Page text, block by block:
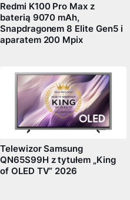
Redmi K100 Pro Max z
baterią 9070 mAh,
Snapdragonem 8 Elite Gen5 i
aparatem 200 Mpix
Telewizor Samsung
QN65S99H z tytułem „King
of OLED TV” 2026